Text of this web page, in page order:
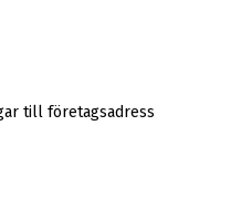
till företagsadress